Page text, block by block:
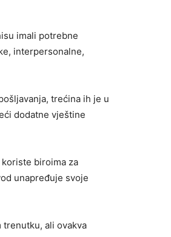
imali potrebne
interpersonalne,
trećina ih je u
dodatne vještine
biroima za
unapređuje svoje
trenutku, ali ovakva